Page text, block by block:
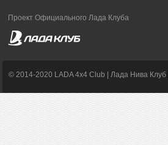
Проект Официального Лада Клуба
© 2014-2020 LADA 4x4 Club | Лада Нива Клуб |